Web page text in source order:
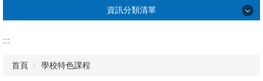
資訊分類清單
行政組織
:::
首頁 學校特色課程